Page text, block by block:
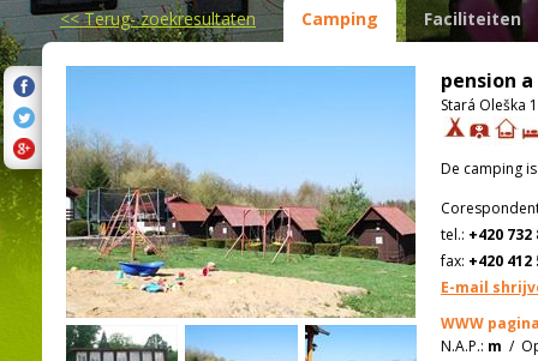
<<Terug- zoekresultaten Camping Faciliteiten
pension
Stará Oleška
De camping
tel.: +420 732
fax: +420 412
E-mail
WWW
N.A.P.: m /